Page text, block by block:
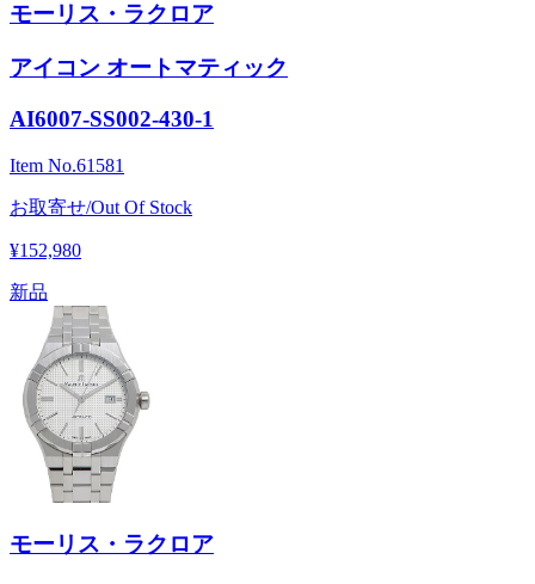
モーリス・ラクロア
アイコン オートマティック
AI6007-SS002-430-1
Item No.61581
お取寄せ/Out Of Stock
¥152,980
新品
モーリス・ラクロア